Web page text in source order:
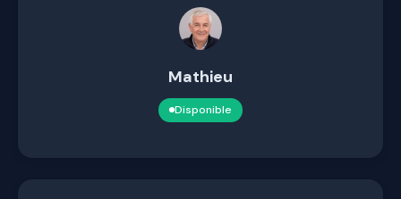
Mathieu
Disponible